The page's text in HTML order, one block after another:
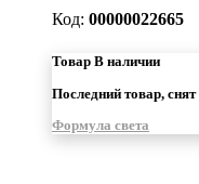
Код: 00000022665
Товар В наличии
Последний товар, снят
Формула света